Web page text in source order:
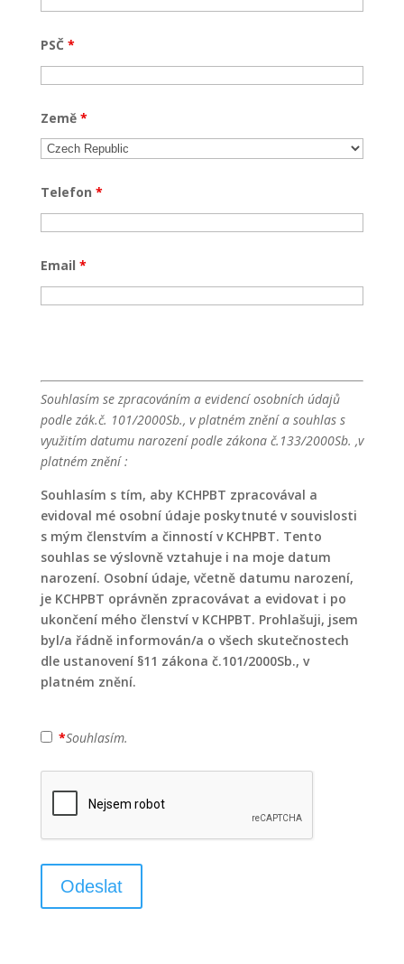
PSČ *
Země *
Telefon *
Email *
Souhlasím se zpracováním a evidencí osobních údajů
podle zák.č. 101/2000Sb., v platném znění a souhlas s
využitím datumu narození podle zákona č.133/2000Sb. ,v
platném znění :
Souhlasím s tím, aby KCHPBT zpracovával a
evidoval mé osobní údaje poskytnuté v souvislosti
s mým členstvím a činností v KCHPBT. Tento
souhlas se výslovně vztahuje i na moje datum
narození. Osobní údaje, včetně datumu narození,
je KCHPBT oprávněn zpracovávat a evidovat i po
ukončení mého členství v KCHPBT. Prohlašuji, jsem
byl/a řádně informován/a o všech skutečnostech
dle ustanovení §11 zákona č.101/2000Sb., v
platném znění.
*Souhlasím.